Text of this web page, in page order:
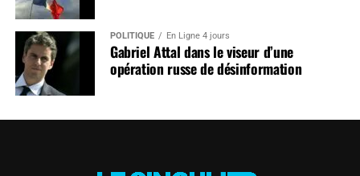
POLITIQUE En Ligne 4 jours
Gabriel Attal dans le viseur d’une
opération russe de désinformation